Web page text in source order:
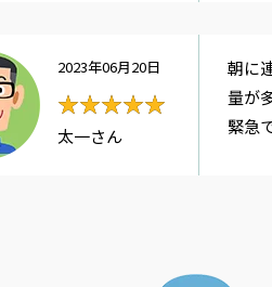
2023年06月20日
★★★★★
★★★★★
太一さん
朝に
量が
緊急